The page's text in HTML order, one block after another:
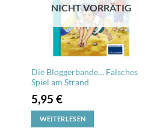
NICHT VORRÄTIG
Die Bloggerbande… Falsches
Spiel am Strand
5,95 €
WEITERLESEN